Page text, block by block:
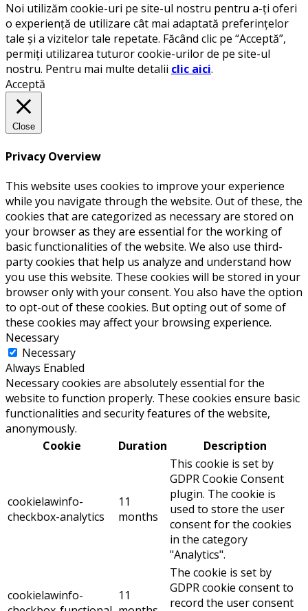
Noi utilizăm cookie-uri pe site-ul nostru pentru a-ți oferi
o experiență de utilizare cât mai adaptată preferințelor
tale și a vizitelor tale repetate. Făcând clic pe “Acceptă”,
permiți utilizarea tuturor cookie-urilor de pe site-ul
nostru. Pentru mai multe detalii clic aici.
Acceptă
Close
Privacy Overview
This website uses cookies to improve your experience
while you navigate through the website. Out of these, the
cookies that are categorized as necessary are stored on
your browser as they are essential for the working of
basic functionalities of the website. We also use third-
party cookies that help us analyze and understand how
you use this website. These cookies will be stored in your
browser only with your consent. You also have the option
to opt-out of these cookies. But opting out of some of
these cookies may affect your browsing experience.
Necessary
Necessary
Always Enabled
Necessary cookies are absolutely essential for the
website to function properly. These cookies ensure basic
functionalities and security features of the website,
anonymously.
Cookie
Duration Description
cookielawinfo-
checkbox-analytics
11
months
This cookie is set by
GDPR Cookie Consent
plugin. The cookie is
used to store the user
consent for the cookies
in the category
"Analytics".
cookielawinfo-
11
The cookie is set by
GDPR cookie consent to
record the user consent